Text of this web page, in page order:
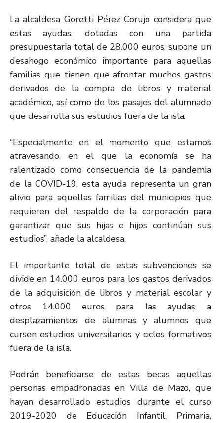
La alcaldesa Goretti Pérez Corujo considera que
estas ayudas, dotadas con una partida
presupuestaria total de 28.000 euros, supone un
desahogo económico importante para aquellas
familias que tienen que afrontar muchos gastos
derivados de la compra de libros y material
académico, así como de los pasajes del alumnado
que desarrolla sus estudios fuera de la isla.
“Especialmente en el momento que estamos
atravesando, en el que la economía se ha
ralentizado como consecuencia de la pandemia
de la COVID-19, esta ayuda representa un gran
alivio para aquellas familias del municipios que
requieren del respaldo de la corporación para
garantizar que sus hijas e hijos continúan sus
estudios”, añade la alcaldesa.
El importante total de estas subvenciones se
divide en 14.000 euros para los gastos derivados
de la adquisición de libros y material escolar y
otros 14.000 euros para las ayudas a
desplazamientos de alumnas y alumnos que
cursen estudios universitarios y ciclos formativos
fuera de la isla.
Podrán beneficiarse de estas becas aquellas
personas empadronadas en Villa de Mazo, que
hayan desarrollado estudios durante el curso
2019-2020 de Educación Infantil, Primaria,